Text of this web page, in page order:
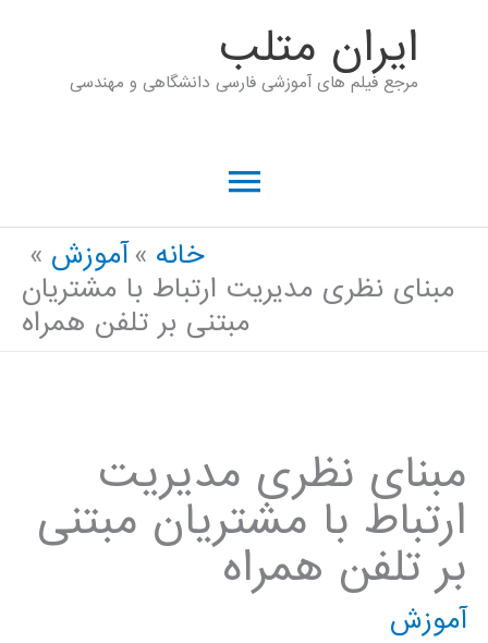
ايران متلب
مرجع فیلم های آموزشی فارسی دانشگاهی و مهندسی
فهرست
اصلی
خانه
آموزش
مبنای نظری مدیریت ارتباط با مشتریان
مبتنی بر تلفن همراه
مبنای نظری مدیریت
ارتباط با مشتریان مبتنی
بر تلفن همراه
آموزش